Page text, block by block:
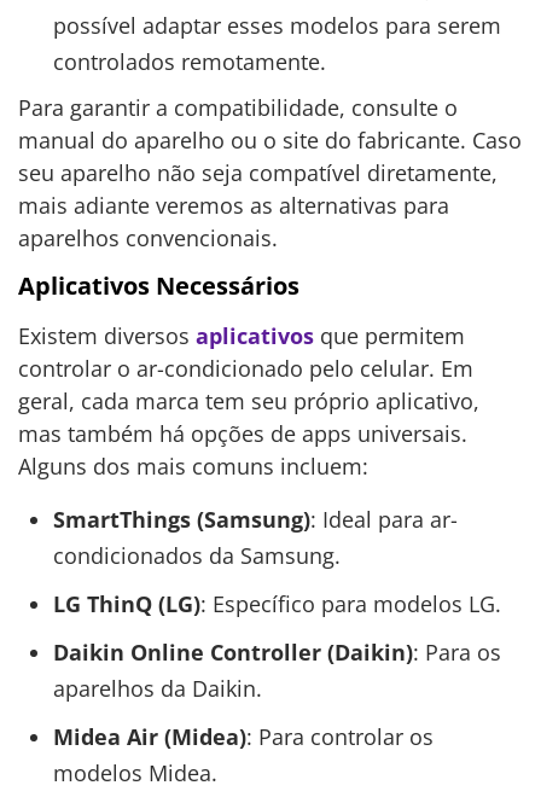
possível adaptar esses modelos para serem
controlados remotamente.
Para garantir a compatibilidade, consulte o
manual do aparelho ou o site do fabricante. Caso
seu aparelho não seja compatível diretamente,
mais adiante veremos as alternativas para
aparelhos convencionais.
Aplicativos Necessários
Existem diversos aplicativos que permitem
controlar o ar-condicionado pelo celular. Em
geral, cada marca tem seu próprio aplicativo,
mas também há opções de apps universais.
Alguns dos mais comuns incluem:
SmartThings (Samsung): Ideal para ar-
condicionados da Samsung.
LG ThinQ (LG): Específico para modelos LG.
Daikin Online Controller (Daikin): Para os
aparelhos da Daikin.
Midea Air (Midea): Para controlar os
modelos Midea.